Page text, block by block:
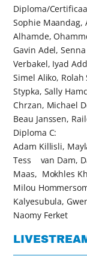
Diploma/
Sophie Maandag,
Alhamde,
Gavin Adel,
Verbakel, Iyad
Simel Aliko,
Stypka, Sally
Chrzan, Michael
Beau Janssen,
Diploma C:
Adam Killisli,
Tess van Dam,
Maas, Mokhles
Milou
Kalyesubula,
Naomy Ferket